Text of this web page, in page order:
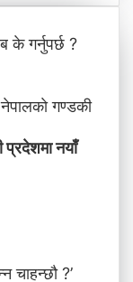
प्रदेशमा नयाँ